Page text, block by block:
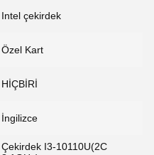
Intel çekirdek
Özel Kart
HİÇBİRİ
İngilizce
Çekirdek I3-10110U(2C